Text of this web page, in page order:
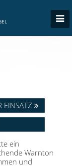
EINSATZ
ein
Warnton
und